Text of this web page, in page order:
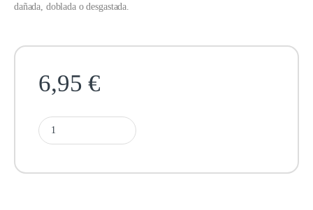
dañada, doblada o desgastada.
6,95€